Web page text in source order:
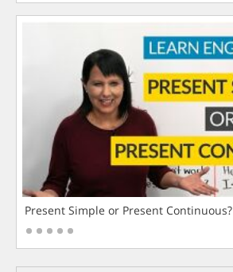
Present Simple or Present Continuous?